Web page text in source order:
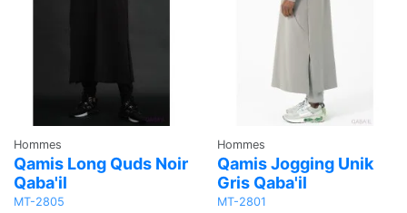
Hommes
Qamis Long Quds Noir
Qaba'il
MT-2805
Hommes
Qamis Jogging Unik
Gris Qaba'il
MT-2801